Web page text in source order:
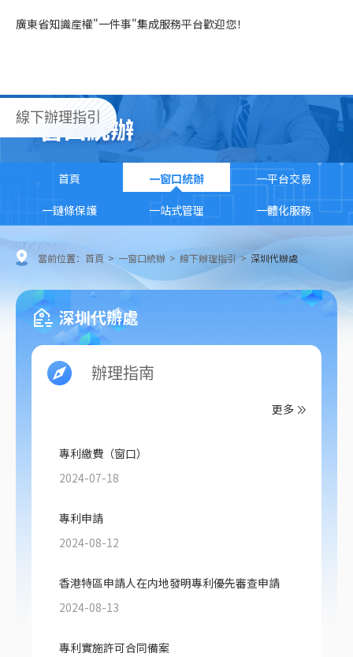
廣東省知識産權"一件事"集成服務平台歡迎您！
一窗口統辦
首頁 一窗口統辦
一平台交易
一鏈條保護
一站式管理 一體化服務
線下辦理指引
當前位置： 首頁 > 一窗口統辦 > 線下辦理指引 > 深圳代辦處
深圳代辦處
辦理指南
更多
專利繳費（窗口）
2024-07-18
專利申請
2024-08-12
香港特區申請人在内地發明專利優先審查申請
2024-08-13
專利實施許可合同備案